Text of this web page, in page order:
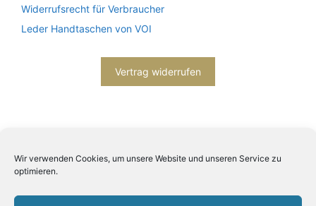
Wir verwenden Cookies, um unsere Website und unseren Service zu
optimieren.
Widerrufsrecht für Verbraucher
Leder Handtaschen von VOI
Vertrag widerrufen